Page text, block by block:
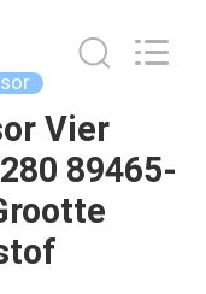
Vier
89465-